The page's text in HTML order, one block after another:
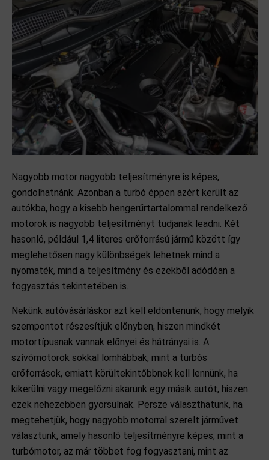
Nagyobb motor nagyobb teljesítményre is képes,
gondolhatnánk. Azonban a turbó éppen azért került az
autókba, hogy a kisebb hengerűrtartalommal rendelkező
motorok is nagyobb teljesítményt tudjanak leadni. Két
hasonló, például 1,4 literes erőforrású jármű között így
meglehetősen nagy különbségek lehetnek mind a
nyomaték, mind a teljesítmény és ezekből adódóan a
fogyasztás tekintetében is.
Nekünk autóvásárláskor azt kell eldöntenünk, hogy melyik
szempontot részesítjük előnyben, hiszen mindkét
motortípusnak vannak előnyei és hátrányai is. A
szívómotorok sokkal lomhábbak, mint a turbós
erőforrások, emiatt körültekintőbbnek kell lennünk, ha
kikerülni vagy megelőzni akarunk egy másik autót, hiszen
ezek nehezebben gyorsulnak. Persze választhatunk, ha
megtehetjük, hogy nagyobb motorral szerelt járművet
választunk, amely hasonló teljesítményre képes, mint a
turbómotor, az már többet fog fogyasztani, mint az